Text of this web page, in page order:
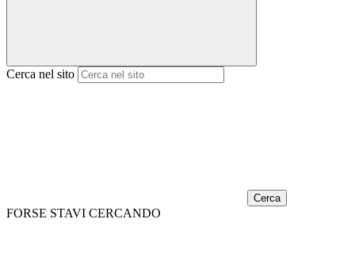
Cerca nel sito
Cerca
FORSE STAVI CERCANDO